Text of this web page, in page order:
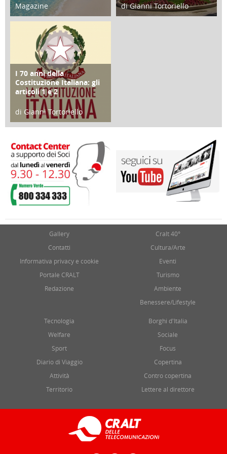
Magazine
25 Giugno 2016
di Gianni Tortoriello
FOCUS
I 70 anni della
Costituzione Italiana: gli
articoli 1 e 2
di Gianni Tortoriello
17 Marzo 2018
Gallery
Contatti
Informativa privacy e cookie
Portale CRALT
Redazione
Cralt 40°
Cultura/Arte
Eventi
Turismo
Ambiente
Benessere/Lifestyle
Tecnologia
Welfare
Sport
Diario di Viaggio
Attività
Territorio
Borghi d'Italia
Sociale
Focus
Copertina
Contro copertina
Lettere al direttore